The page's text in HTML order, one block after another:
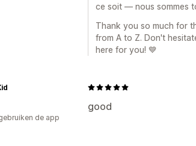
ce soit — nous sommes
Thank you so much for
from A to Z. Don't
here for you! 💙
good
de app